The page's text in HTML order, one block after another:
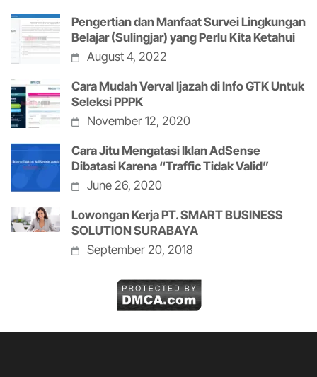
Pengertian dan Manfaat Survei Lingkungan
Belajar (Sulingjar) yang Perlu Kita Ketahui
August 4, 2022
Cara Mudah Verval Ijazah di Info GTK Untuk
Seleksi PPPK
November 12, 2020
Cara Jitu Mengatasi Iklan AdSense
Dibatasi Karena “Traffic Tidak Valid”
June 26, 2020
Lowongan Kerja PT. SMART BUSINESS
SOLUTION SURABAYA
September 20, 2018